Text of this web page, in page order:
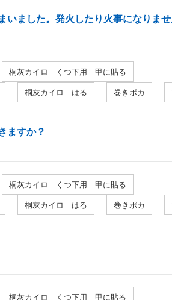
いました。発火したり火事になりま
桐灰カイロ くつ下用 甲に貼る
桐灰カイロ はる 巻きポカ
ますか？
桐灰カイロ くつ下用 甲に貼る
桐灰カイロ はる 巻きポカ
桐灰カイロ くつ下用 甲に貼る